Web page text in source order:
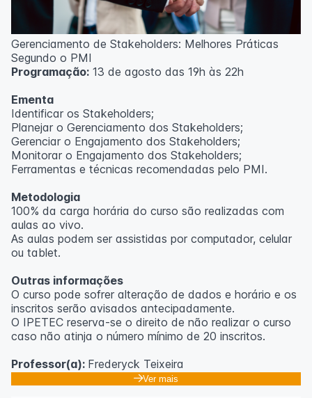
Outras informações
O curso pode sofrer alteração de dados e horário e os
inscritos serão avisados ​​antecipadamente.
O IPETEC reserva-se o direito de não realizar o curso
Professor(a):Frederyck Teixeira
Gerenciamento de Stakeholders: Melhores Práticas
Segundo o PMI
Programação: 13 de agosto das 19h às 22h
Ementa
Identificar os Stakeholders;
Planejar o Gerenciamento dos Stakeholders;
Gerenciar o Engajamento dos Stakeholders;
Monitorar o Engajamento dos Stakeholders;
Ferramentas e técnicas recomendadas pelo PMI.
Metodologia
100% da carga horária do curso são realizadas com
aulas ao vivo.
As aulas podem ser assistidas por computador, celular
ou tablet.
Outras informações
O curso pode sofrer alteração de dados e horário e os
inscritos serão avisados ​​antecipadamente.
O IPETEC reserva-se o direito de não realizar o curso
caso não atinja o número mínimo de 20 inscritos.
Professor(a): Frederyck Teixeira
Ver mais